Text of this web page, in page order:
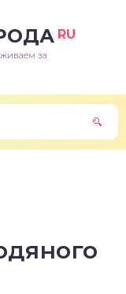
RU
за